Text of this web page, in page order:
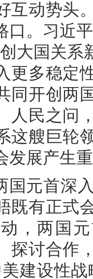
互动势头
口。习近
大国关
更多稳定
同开创两
人民之问
这艘巨轮
发展产生
国元首深
既有正式
，两国
探讨合作
建设性